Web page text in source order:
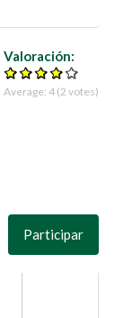
Valoración:
Average: 4 (2 votes)
Participar